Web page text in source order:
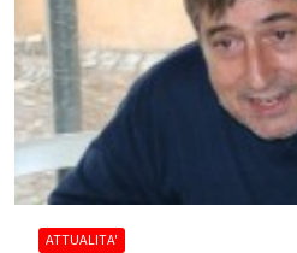
ATTUALITA'